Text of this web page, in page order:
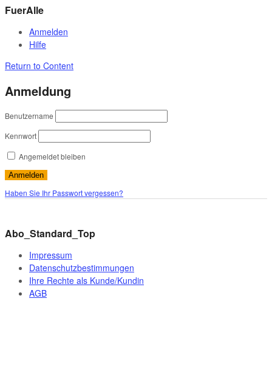
FuerAlle
Anmelden
Hilfe
Return to Content
Anmeldung
Benutzername
Kennwort
Angemeldet bleiben
Haben Sie Ihr Passwort vergessen?
Abo_Standard_Top
Impressum
Datenschutzbestimmungen
Ihre Rechte als Kunde/Kundin
AGB